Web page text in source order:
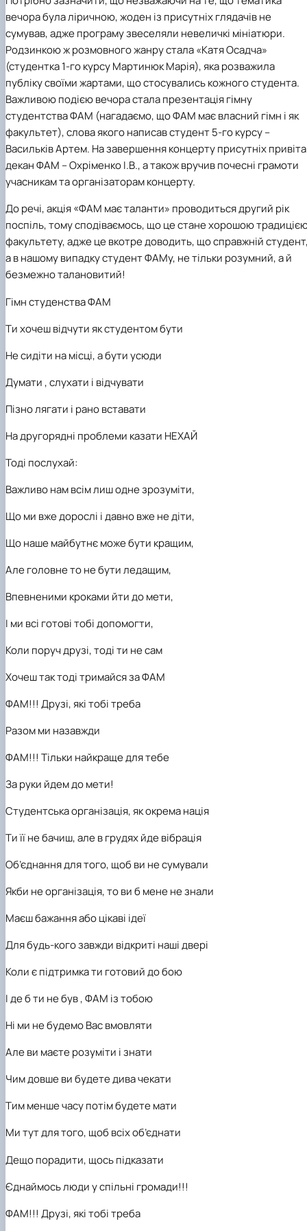
Іноземні мови
Працевлаштування
Їдальні та буфети
Студентські квитки
Центр вивчення мов
Психологічна підтримка
Інклюзивне середовище
Рада молодих вчених
Наукові школи
Стартап школа НУБіП України
Методичні рекомендації, пам'ятки
Форми документів
Патентно-ліцензійна діяльність
ЦКНО «Агропромисловий комплекс, лісове і
садово-паркове господарство, ветеринарна
медицина»
Обладнання НУБіП України
Біоетична комісія
Наукові видання
Досліднику та автору
Звіт про проведення НТЗ
Наукові журнали НУБіП України
Наукові журнали НУБіП України (English)
Пам'ятка про проведення науково-
заходів
Порядок планування та організації
проведення НТЗ
Результати науково-технічних заходів
Монографії
Наука для бізнесу
Каталог наукових послуг
«SEB-2024»
«SEB-2025»
Рада роботодавців
Благодійний фонд «Голосіївська ініціатива
2020»
Видатні випускники та працівники
Звіт ректора
Пам'яті захисників України
Почесні доктори і професори НУБіП України
Пресслужба
Університетський кур'єр
Вибори ректора
ініціатива – 2025»
Державні закупівлі
Офіційна символіка
Антикорупційні заходи
Уповноважена особа з питань запобігання
виявлення корупції
Положення про антикорупційного
уповноваженого НУБіП України
Нормативно-правові акти НУБіП України
Інформаційні ресурси НАЗК
Методичні роз’яснення НАЗК
Антикорупційні заходи
Гендерна радниця
Контактна інформація
вечора була ліричною, жоден із присутніх глядачів не
сумував, адже програму звеселяли невеличкі мініатюри.
Родзинкою ж розмовного жанру стала «Катя Осадча»
(студентка 1-го курсу Мартинюк Марія), яка розважила
публіку своїми жартами, що стосувались кожного студента.
Важливою подією вечора стала презентація гімну
студентства ФАМ (нагадаємо, що ФАМ має власний гімн і як
факультет), слова якого написав студент 5-го курсу –
Васильків Артем. На завершення концерту присутніх
декан ФАМ – Охріменко І.В., а також вручив почесні грамоти
учасникам та організаторам концерту.
До речі, акція «ФАМ має таланти» проводиться другий рік
поспіль, тому сподіваємось, що це стане хорошою
факультету, адже це вкотре доводить, що справжній
а в нашому випадку студент ФАМу, не тільки розумний, а й
безмежно талановитий!
Гімн студенства ФАМ
Тихочеш відчути як студентом бути
Не сидіти на місці, а бути усюди
Думати , слухати і відчувати
Пізно лягати і рано вставати
На другорядні проблеми казати НЕХАЙ
Тоді послухай:
Важливо нам всім лиш одне зрозуміти,
Що ми вже дорослі і давно вже не діти,
Що наше майбутнє може бути кращим,
Але головне то не бути ледащим,
Впевненими кроками йти до мети,
І ми всі готові тобі допомогти,
Коли поруч друзі, тоді ти не сам
Хочеш так тоді тримайся за ФАМ
ФАМ!!! Друзі, які тобі треба
Разом ми назавжди
ФАМ!!! Тільки найкраще для тебе
За руки йдем до мети!
Студентська організація, як окрема нація
Ти її не бачиш, але в грудях йде вібрація
Об’єднання для того, щоб ви не сумували
Якби не організація, то ви б мене не знали
Маєш бажання або цікаві ідеї
Для будь-кого завжди відкриті наші двері
Коли є підтримка ти готовий до бою
І де б ти не був , ФАМ із тобою
Ні ми не будемо Вас вмовляти
Але ви маєте розуміти і знати
Чим довше ви будете дива чекати
Тим менше часу потім будете мати
Ми тут для того, щоб всіх об’єднати
Дещо порадити, щось підказати
Єднаймось люди у спільні громади!!!
ФАМ!!! Друзі, які тобі треба